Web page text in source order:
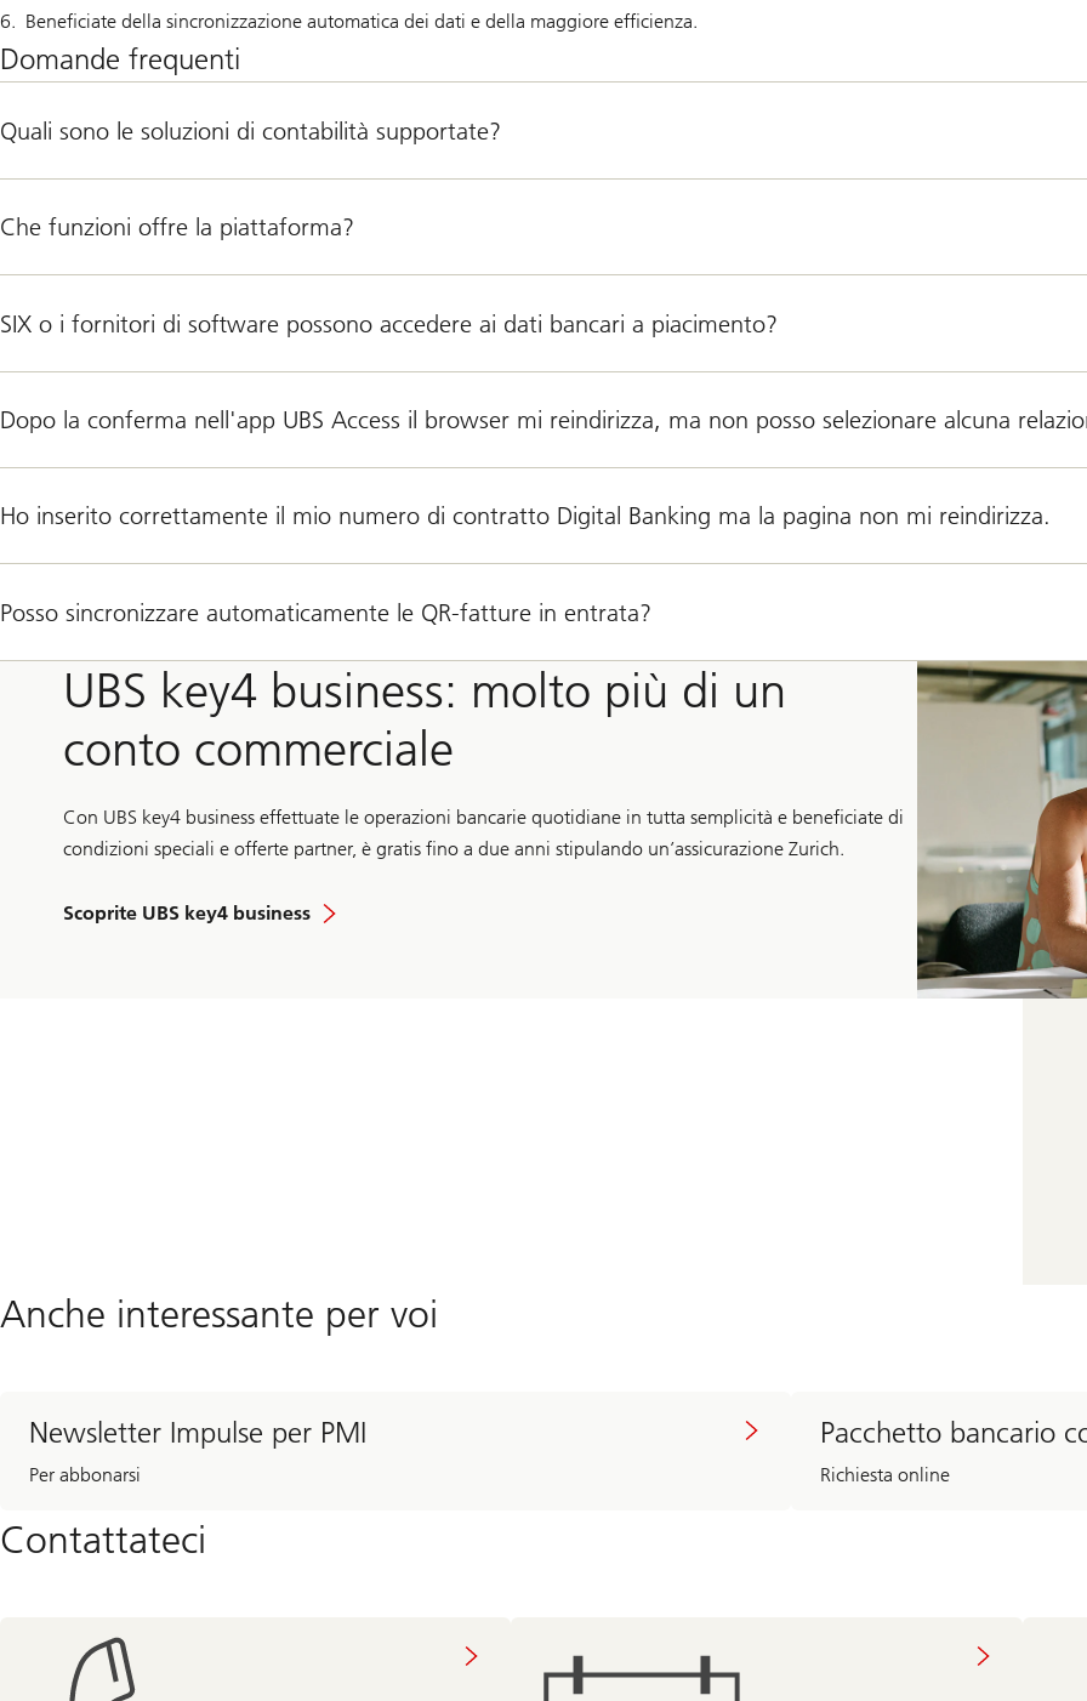
Beneficiate della sincronizzazione automatica dei dati e della maggiore efficienza.
Domande frequenti
Quali sono le soluzioni di contabilità supportate?
Che funzioni offre la piattaforma?
SIX o i fornitori di software possono accedere ai dati bancari a piacimento?
Dopo la conferma nell'app UBS Access il browser mi reindirizza, ma non posso selezionare alcuna
Ho inserito correttamente il mio numero di contratto Digital Banking ma la pagina non mi reindirizza.
Posso sincronizzare automaticamente le QR-fatture in entrata?
UBS key4 business: molto più di un
conto commerciale
Con UBS key4 business effettuate le operazioni bancarie quotidiane in tutta semplicità e beneficiate di
condizioni speciali e offerte partner, è gratis fino a due anni stipulando un’assicurazione Zurich.
Scoprite UBS key4 business
Anche interessante per voi
Newsletter Impulse per PMI
Per abbonarsi
Pacchetto bancario
Richiesta online
Contattateci